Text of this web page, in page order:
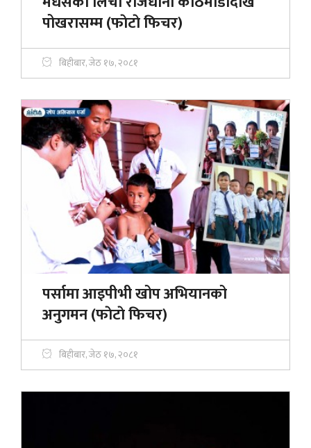
पोखरासम्म (फाेटाे फिचर)
बिहीबार, जेठ १७, २०८१
पर्सामा आइपीभी खोप अभियानको
अनुगमन (फाेटाे फिचर)
बिहीबार, जेठ १७, २०८१